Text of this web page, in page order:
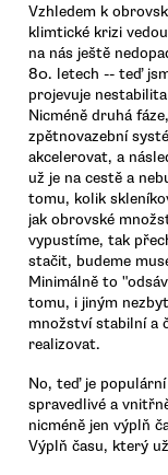
Vzhledem k
klimtické krizi
na nás ještě
80. letech -- teď
projevuje
Nicméně druhá
zpětnovazební
akcelerovat, a
už je na cestě a
tomu, kolik
jak obrovské
vypustíme, tak
stačit, budeme
Minimálně to
tomu, i jiným
množství stabilní a
realizovat.
No, teď je
spravedlivé a
nicméně jen výplň
Výplň času, který